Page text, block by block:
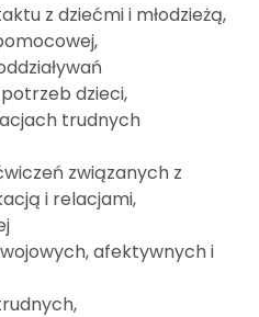
z dziećmi i młodzieżą,
dzieci,
trudnych
związanych z
i relacjami,
afektywnych i